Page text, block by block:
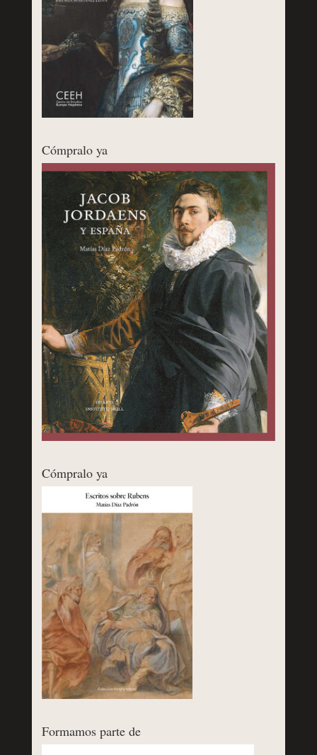
Cómpralo ya
Cómpralo ya
Formamos parte de